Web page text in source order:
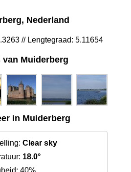
Nederland
// Lengtegraad: 5.11654
van Muiderberg
in Muiderberg
Clear sky
18.0°